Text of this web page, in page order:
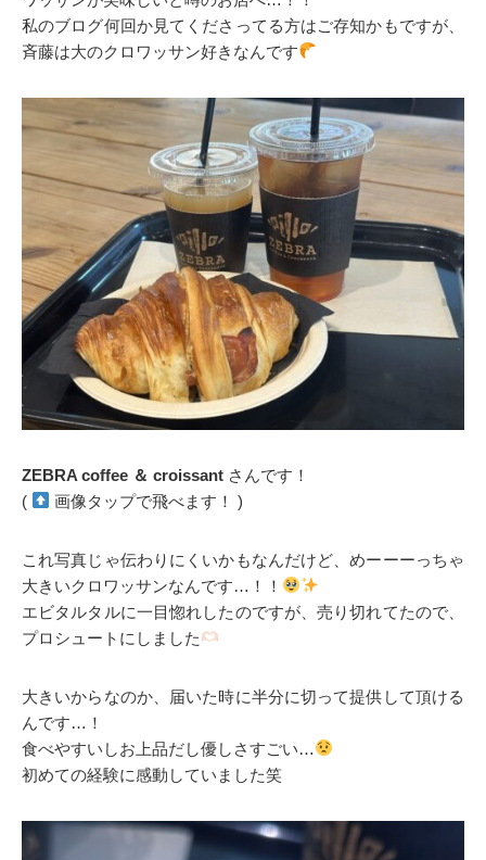
私のブログ何回か見てくださってる方はご存知かもですが、
斉藤は大のクロワッサン好きなんです
ZEBRA coffee ＆ croissant さんです！
(
画像タップで飛べます！ )
これ写真じゃ伝わりにくいかもなんだけど、めーーーっちゃ
大きいクロワッサンなんです…！！
エビタルタルに一目惚れしたのですが、売り切れてたので、
プロシュートにしました
大きいからなのか、届いた時に半分に切って提供して頂ける
んです…！
食べやすいしお上品だし優しさすごい…
初めての経験に感動していました笑